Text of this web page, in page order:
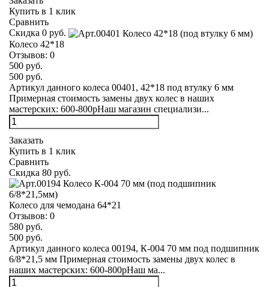
Купить в 1 клик
Сравнить
Скидка 0 руб.
Колесо 42*18
Отзывов: 0
500 руб.
500 руб.
Артикул данного колеса 00401, 42*18 под втулку 6 мм
Примерная стоимость замены двух колес в наших
мастерских: 600-800рНаш магазин специализи...
Заказать
Купить в 1 клик
Сравнить
Скидка 80 руб.
Колесо для чемодана 64*21
Отзывов: 0
580 руб.
500 руб.
Артикул данного колеса 00194, К-004 70 мм под подшипник
6/8*21,5 мм Примерная стоимость замены двух колес в
наших мастерских: 600-800рНаш ма...